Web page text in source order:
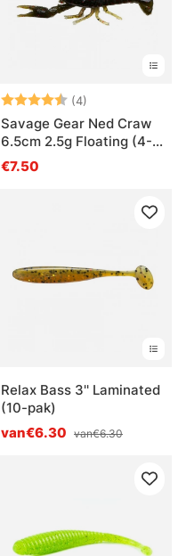
Beoordeling:
(4)
Savage Gear Ned Craw
6.5cm 2.5g Floating (4-
pak)
€7.50
Relax Bass 3'' Laminated
(10-pak)
van€6.30 van€6.30